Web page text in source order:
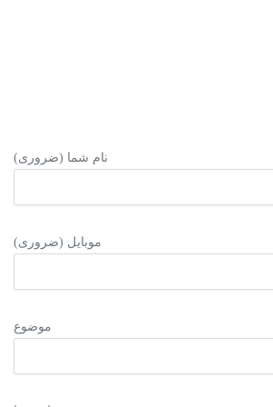
نام شما (ضروری)
موبایل (ضروری)
موضوع